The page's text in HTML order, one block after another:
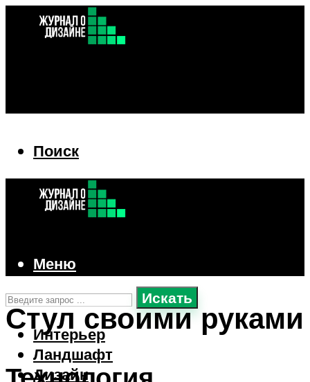
Поиск
Искать
Интерьер
Ландшафт
Дизайн
Меню
Стул своими руками